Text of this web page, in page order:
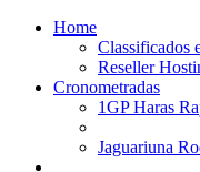
Home
Classificados
Reseller
Cronometradas
1GP Haras
Jaguariuna